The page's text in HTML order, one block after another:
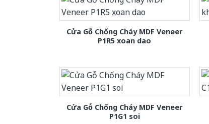
Cửa Gỗ Chống Cháy MDF Veneer
P1R5 xoan dao
Cửa Gỗ Chống Cháy MDF Veneer
P1G1 soi